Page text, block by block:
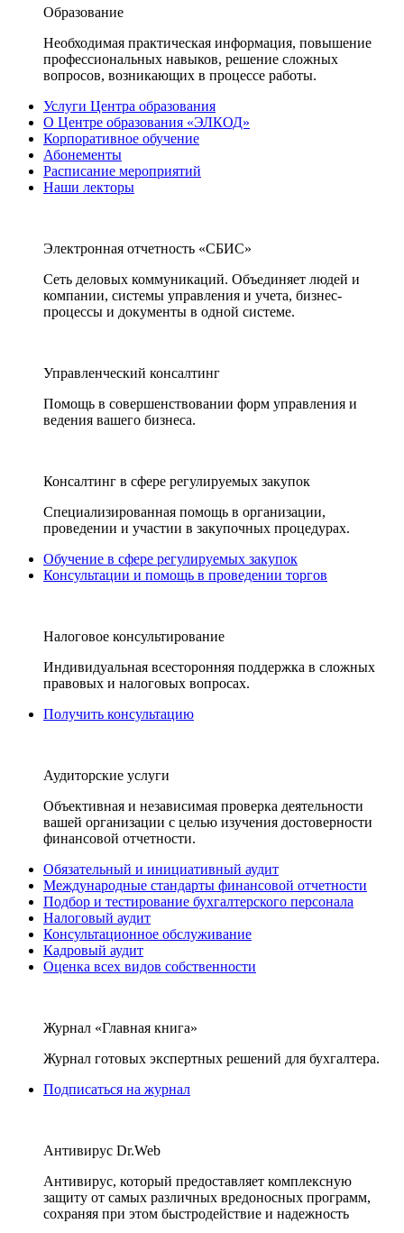
Образование
Необходимая практическая информация, повышение
профессиональных навыков, решение сложных
вопросов, возникающих в процессе работы.
Услуги Центра образования
О Центре образования «ЭЛКОД»
Корпоративное обучение
Абонементы
Расписание мероприятий
Наши лекторы
Электронная отчетность «СБИС»
Сеть деловых коммуникаций. Объединяет людей и
компании, системы управления и учета, бизнес-
процессы и документы в одной системе.
Управленческий консалтинг
Помощь в совершенствовании форм управления и
ведения вашего бизнеса.
Консалтинг в сфере регулируемых закупок
Специализированная помощь в организации,
проведении и участии в закупочных процедурах.
Обучение в сфере регулируемых закупок
Консультации и помощь в проведении торгов
Налоговое консультирование
Индивидуальная всесторонняя поддержка в сложных
правовых и налоговых вопросах.
Получить консультацию
Аудиторские услуги
Объективная и независимая проверка деятельности
вашей организации с целью изучения достоверности
финансовой отчетности.
Обязательный и инициативный аудит
Международные стандарты финансовой отчетности
Подбор и тестирование бухгалтерского персонала
Налоговый аудит
Консультационное обслуживание
Кадровый аудит
Оценка всех видов собственности
Журнал «Главная книга»
Журнал готовых экспертных решений для бухгалтера.
Подписаться на журнал
Антивирус Dr.Web
Антивирус, который предоставляет комплексную
защиту от самых различных вредоносных программ,
сохраняя при этом быстродействие и надежность